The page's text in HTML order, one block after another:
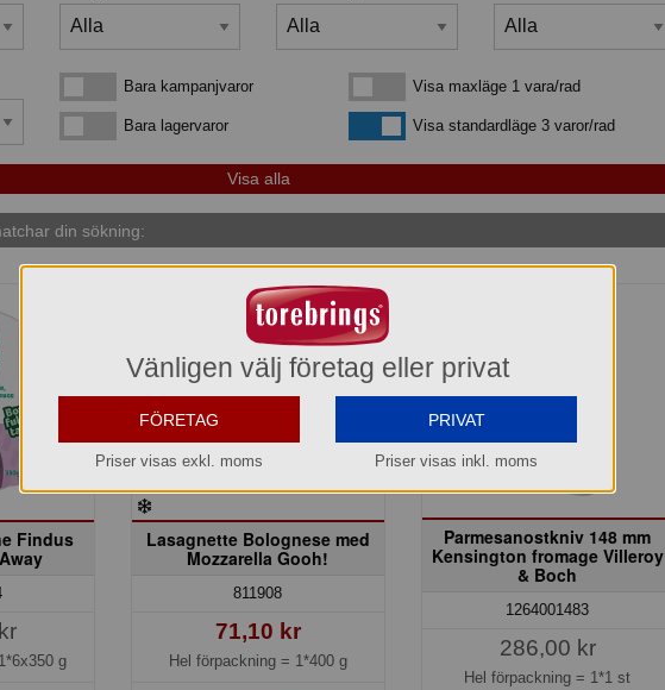
Bara kampanjvarorBara kampanjvaror
Bara lagervarorBara lagervaror
Visa maxläge 1 vara/rad
Visa maxläge 1 vara/rad
Visa standardlägeVisa standardläge 3 varor/rad
din sökning:
Findus
1*6x350 g
Kampanj! -10%
Lasagnette Bolognese med
Mozzarella Gooh!
811908
71,10 kr
Hel förpackning = 1*400 g
Parmesanostkniv 148 mm
Kensington fromage Villeroy
& Boch
1264001483
286,00 kr
Hel förpackning = 1*1 st
Vänligen välj företag eller privat
FÖRETAG
Priser visas exkl. moms
PRIVAT
Priser visas inkl. moms